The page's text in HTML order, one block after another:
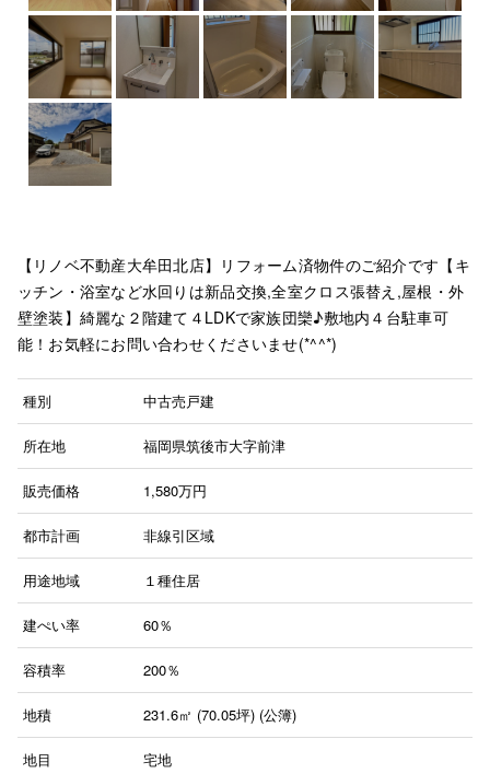
【リノベ不動産大牟田北店】リフォーム済物件のご紹介です【キ
ッチン・浴室など水回りは新品交換,全室クロス張替え,屋根・外
壁塗装】綺麗な２階建て４LDKで家族団欒♪敷地内４台駐車可
能！お気軽にお問い合わせくださいませ(*^^*)
種別 中古売戸建
所在地 福岡県筑後市大字前津
販売価格 1,580万円
都市計画 非線引区域
用途地域 １種住居
建ぺい率 60％
容積率 200％
地積 231.6㎡ (70.05坪) (公簿)
地目 宅地